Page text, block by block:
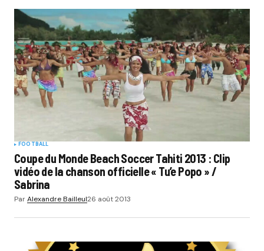
FOOTBALL
Coupe du Monde Beach Soccer Tahiti 2013 : Clip
vidéo de la chanson officielle « Tu’e Popo » /
Sabrina
ParAlexandre Bailleul26 août 2013